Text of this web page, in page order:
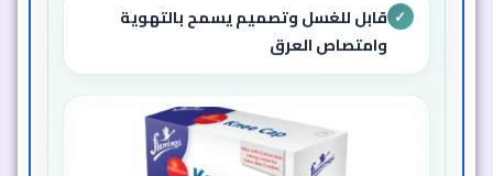
✓ قابل للغسل وتصميم يسمح بالتهوية
وامتصاص العرق